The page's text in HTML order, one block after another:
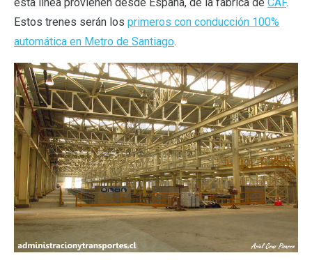
Estos trenes serán los primeros con conducción 100%
automática en Metro de Santiago.